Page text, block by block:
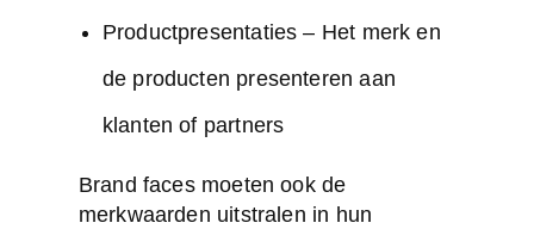
Productpresentaties – Het merk en
de producten presenteren aan
klanten of partners
Brand faces moeten ook de
merkwaarden uitstralen in hun